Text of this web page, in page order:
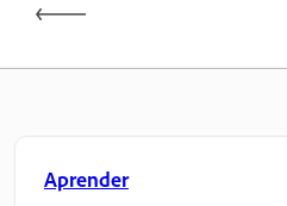
Aprender